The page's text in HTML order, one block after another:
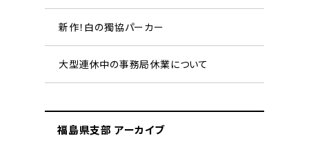
新作！白の獨協パーカー
大型連休中の事務局休業について
福島県支部 アーカイブ